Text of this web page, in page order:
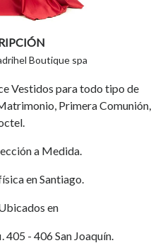
Boutique spa
Vestidos para todo tipo de
Primera Comunión,
a Medida.
en Santiago.
en
405 - 406 San Joaquín.